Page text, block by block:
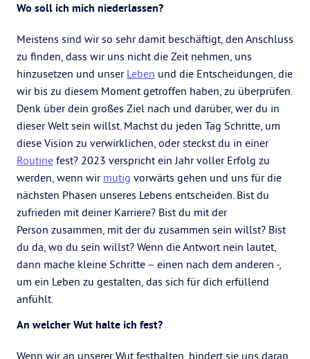
Wo soll ich mich niederlassen?
Meistens sind wir so sehr damit beschäftigt, den Anschluss
zu finden, dass wir uns nicht die Zeit nehmen, uns
hinzusetzen und unser Leben und die Entscheidungen, die
wir bis zu diesem Moment getroffen haben, zu überprüfen.
Denk über dein großes Ziel nach und darüber, wer du in
dieser Welt sein willst. Machst du jeden Tag Schritte, um
diese Vision zu verwirklichen, oder steckst du in einer
Routine fest? 2023 verspricht ein Jahr voller Erfolg zu
werden, wenn wir mutig vorwärts gehen und uns für die
nächsten Phasen unseres Lebens entscheiden. Bist du
zufrieden mit deiner Karriere? Bist du mit der
Person zusammen, mit der du zusammen sein willst? Bist
du da, wo du sein willst? Wenn die Antwort nein lautet,
dann mache kleine Schritte – einen nach dem anderen -,
um ein Leben zu gestalten, das sich für dich erfüllend
anfühlt.
An welcher Wut halte ich fest?
Wenn wir an unserer Wut festhalten, hindert sie uns daran,